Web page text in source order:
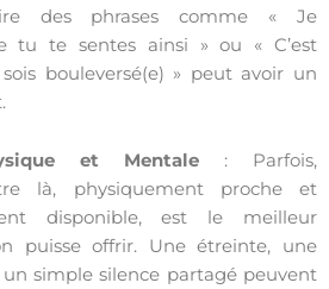
des phrases comme « Je
tu te sentes ainsi » ou « C’est
bouleversé(e) » peut avoir un
et Mentale: Parfois,
là, physiquement proche et
disponible, est le meilleur
puisse offrir. Une étreinte, une
simple silence partagé peuvent